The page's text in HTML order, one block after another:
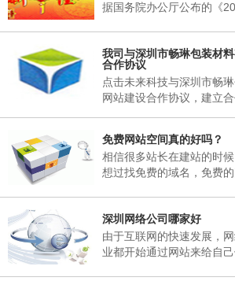
据国务院办公厅公布的《
下： 一、春节放假时间：
日，02月25日(星期天)正
通知后，妥善安排好值班
于2018年02月06日下午
室。 三、各部门要...
我司与深圳市畅琳包装材
合作协议
点击未来科技与深圳市畅
网站建设合作协议，建立
免费网站空间真的好吗？
相信很多站长在建站的时
想过找免费的域名，免费
空间有哪些弊端。
深圳网络公司哪家好
由于互联网的快速发展，
业都开始通过网站来给自